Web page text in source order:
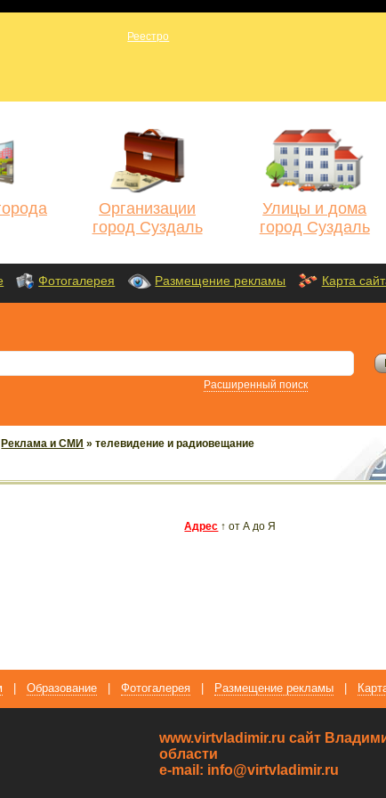
Организации
город Суздаль
Улицы и дома
город Суздаль
Фотогалерея Размещение рекламы Карта
Расширенный поиск
Реклама и СМИ » телевидение и радиовещание
Адрес ↑ от А до Я
Образование Фотогалерея Размещение рекламы
www.virtvladimir.ru cайт
области
e-mail: info@virtvladimir.ru